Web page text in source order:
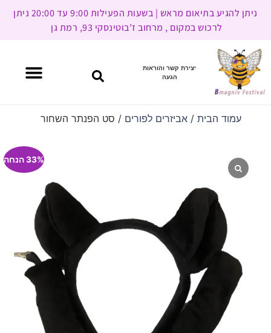
ניתן להגיע בתיאום מראש | בשעות הפעילות 9:00 עד 20:00 ניתן
לרכוש במקום , מרחוב ז’בוטינסקי 93, רמת גן
יצירת קשר והוראות
הגעה
עמוד הבית/ אביזרים לפורים / סט הפנתר השחור
33% הנחה